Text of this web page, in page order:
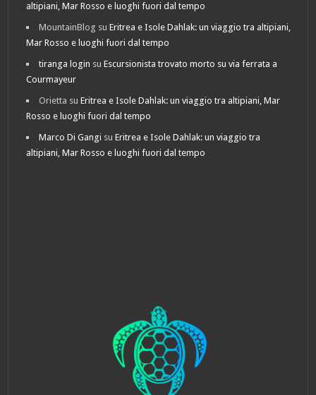
altipiani, Mar Rosso e luoghi fuori dal tempo
MountainBlog suEritrea e Isole Dahlak: un viaggio tra altipiani,
Mar Rosso e luoghi fuori dal tempo
tiranga login suEscursionista trovato morto su via ferrata a
Courmayeur
Orietta suEritrea e Isole Dahlak: un viaggio tra altipiani, Mar
Rosso e luoghi fuori dal tempo
Marco Di Gangi suEritrea e Isole Dahlak: un viaggio tra
altipiani, Mar Rosso e luoghi fuori dal tempo